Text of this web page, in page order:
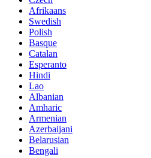
Afrikaans
Swedish
Polish
Basque
Catalan
Esperanto
Hindi
Lao
Albanian
Amharic
Armenian
Azerbaijani
Belarusian
Bengali